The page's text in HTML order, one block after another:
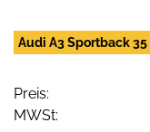
Audi A3 Sportback
Preis:
MWSt: